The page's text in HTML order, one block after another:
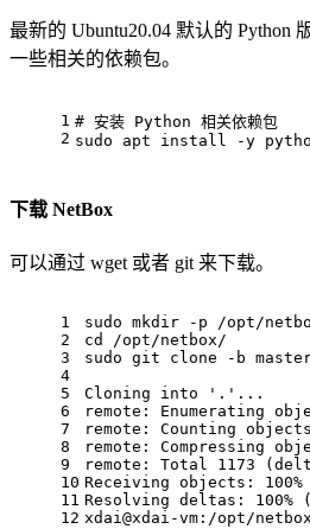
最新的 Ubuntu20.04 默认的 Python
一些相关的依赖包。
1
2
# 安装 Python 相关依赖包
sudo apt install -y
下载 NetBox
可以通过 wget 或者 git 来下载。
1
2
3
4
5
6
7
8
9
10
11
12
sudo mkdir -p /opt/
cd /opt/netbox/
sudo git clone -b
Cloning into '.'...
remote: Enumerating
remote: Counting
remote: Compressing
remote: Total 1173
Receiving objects:
Resolving deltas: 100%
xdai@xdai-vm:/opt/